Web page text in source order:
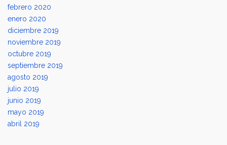
febrero 2020
enero 2020
diciembre 2019
noviembre 2019
octubre 2019
septiembre 2019
agosto 2019
julio 2019
junio 2019
mayo 2019
abril 2019